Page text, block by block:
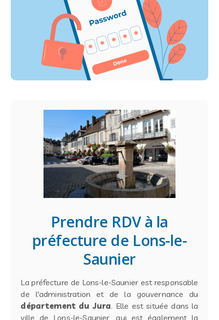
Prendre RDV à la
préfecture de Lons-le-
Saunier
La préfecture de Lons-le-Saunier est responsable
de l'administration et de la gouvernance du
département du Jura. Elle est située dans la
ville de Lons-le-Saunier, qui est également la